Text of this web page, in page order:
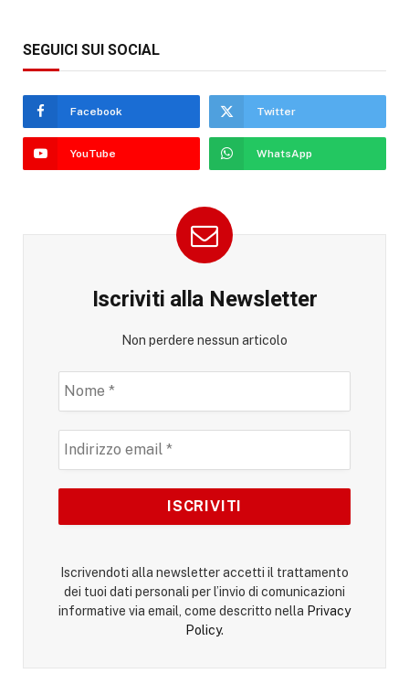
SEGUICI SUI SOCIAL
Facebook Twitter
YouTube WhatsApp
Iscriviti alla Newsletter
Non perdere nessun articolo
Iscrivendoti alla newsletter accetti il trattamento
dei tuoi dati personali per l’invio di comunicazioni
informative via email, come descritto nella Privacy
Policy.